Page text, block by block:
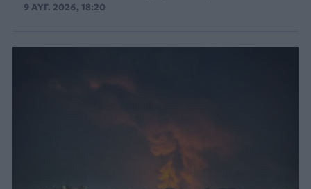
9 ΑΥΓ. 2026, 18:20